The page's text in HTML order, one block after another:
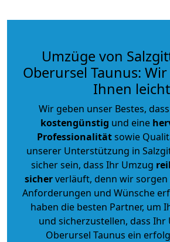
Umzüge von
Oberursel Taunus:
Ihnen leicht
Wir geben unser Bestes,
kostengünstig und eine
Professionalitätsowie
unserer Unterstützung in
sicher sein, dass Ihr Umzug
sicherverläuft, denn wir sorgen
Anforderungen und Wünsche
haben die besten Partner, um
und sicherzustellen, dass Ihr
Oberursel Taunus ein